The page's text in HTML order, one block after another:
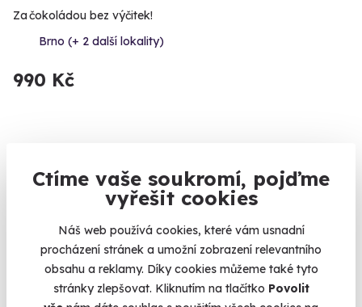
Ctíme vaše soukromí, pojďme
vyřešit cookies
Náš web používá cookies, které vám usnadní
procházení stránek a umožní zobrazení relevantního
obsahu a reklamy. Díky cookies můžeme také tyto
stránky zlepšovat. Kliknutím na tlačítko Povolit
Za čokoládou bez výčitek!
Brno (+ 2 další lokality)
990 Kč
8.3